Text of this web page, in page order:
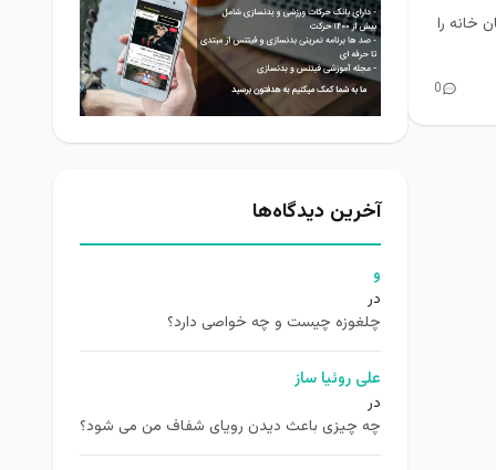
خانه را
0
آخرین دیدگاه‌ها
و
در
چلغوزه چیست و چه خواصی دارد؟
علی روئیا ساز
در
چه چیزی باعث دیدن رویای شفاف من می شود؟